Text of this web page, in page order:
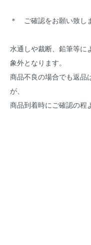
＊ ご確認をお願い致し
水通しや裁断、鉛筆等に
象外となります。
商品不良の場合でも返品
が、
商品到着時にご確認の程